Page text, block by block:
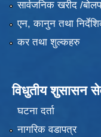
सार्वजनिक खरीद /
एन, कानुन तथा
कर तथा शुल्कहरु
विधुतीय शुसासन
घटना दर्ता
नागरिक वडापत्र